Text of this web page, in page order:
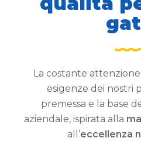
La costante
esigenze dei nostri
premessa e la base
aziendale, ispirata alla
all’eccellenza